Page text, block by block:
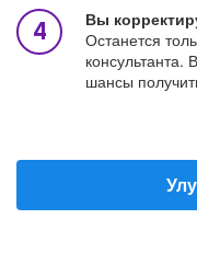
Вы
Останется
шансы